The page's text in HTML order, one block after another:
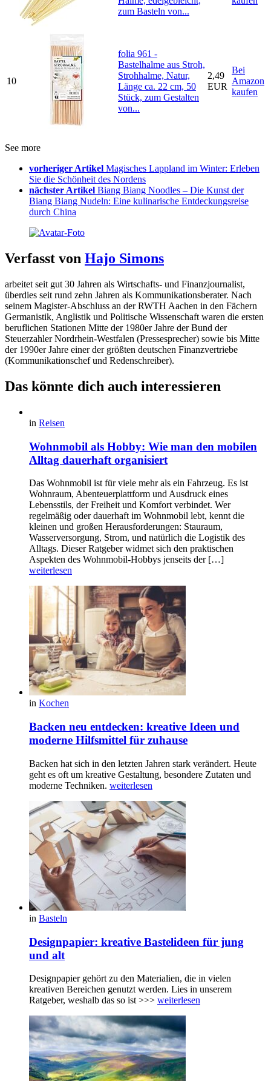
zum Basteln von...
10
folia 961 -
Bastelhalme aus Stroh,
Strohhalme, Natur,
Länge ca. 22 cm, 50
Stück, zum Gestalten
von...
2,49
EUR
Bei
Amazon
kaufen
See more
vorheriger Artikel Magisches Lappland im Winter: Erleben
Sie die Schönheit des Nordens
nächster Artikel Biang Biang Noodles – Die Kunst der
Biang Biang Nudeln: Eine kulinarische Entdeckungsreise
durch China
Verfasst von Hajo Simons
arbeitet seit gut 30 Jahren als Wirtschafts- und Finanzjournalist,
überdies seit rund zehn Jahren als Kommunikationsberater. Nach
seinem Magister-Abschluss an der RWTH Aachen in den Fächern
Germanistik, Anglistik und Politische Wissenschaft waren die ersten
beruflichen Stationen Mitte der 1980er Jahre der Bund der
Steuerzahler Nordrhein-Westfalen (Pressesprecher) sowie bis Mitte
der 1990er Jahre einer der größten deutschen Finanzvertriebe
(Kommunikationschef und Redenschreiber).
Das könnte dich auch interessieren
in Reisen
Wohnmobil als Hobby: Wie man den mobilen
Alltag dauerhaft organisiert
Das Wohnmobil ist für viele mehr als ein Fahrzeug. Es ist
Wohnraum, Abenteuerplattform und Ausdruck eines
Lebensstils, der Freiheit und Komfort verbindet. Wer
regelmäßig oder dauerhaft im Wohnmobil lebt, kennt die
kleinen und großen Herausforderungen: Stauraum,
Wasserversorgung, Strom, und natürlich die Logistik des
Alltags. Dieser Ratgeber widmet sich den praktischen
Aspekten des Wohnmobil-Hobbys jenseits der […]
weiterlesen
in Kochen
Backen neu entdecken: kreative Ideen und
moderne Hilfsmittel für zuhause
Backen hat sich in den letzten Jahren stark verändert. Heute
geht es oft um kreative Gestaltung, besondere Zutaten und
moderne Techniken. weiterlesen
in Basteln
Designpapier: kreative Bastelideen für jung
und alt
Designpapier gehört zu den Materialien, die in vielen
kreativen Bereichen genutzt werden. Lies in unserem
Ratgeber, weshalb das so ist >>> weiterlesen